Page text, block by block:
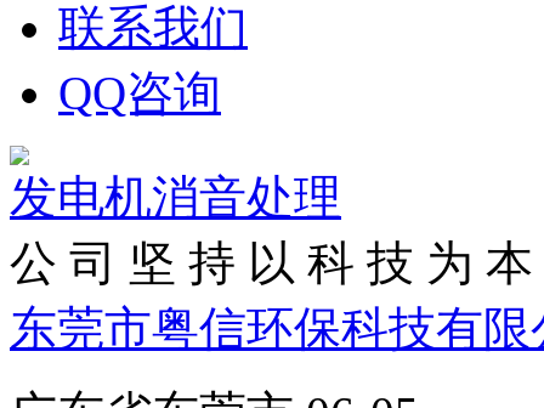
联系我们
QQ咨询
发电机消音处理
公 司 坚 持 以 科 技 为
东莞市粤信环保科技有限